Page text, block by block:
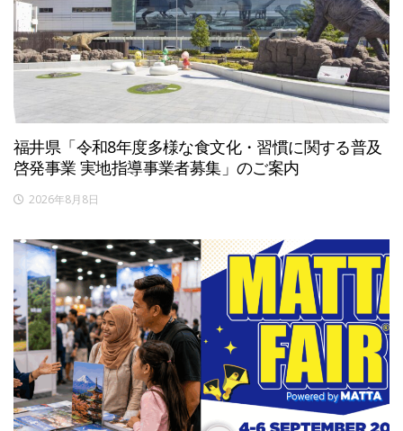
福井県「令和8年度多様な食文化・習慣に関する普及
啓発事業 実地指導事業者募集」のご案内
2026年8月8日